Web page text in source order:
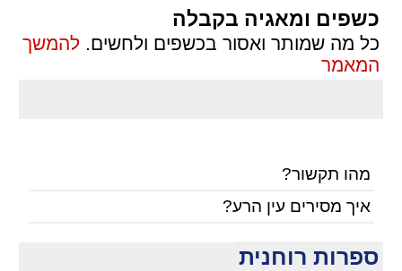
כשפים ומאגיה בקבלה
כל מה שמותר ואסור בכשפים ולחשים. להמשך
המאמר
מהו תקשור?
איך מסירים עין הרע?
ספרות רוחנית